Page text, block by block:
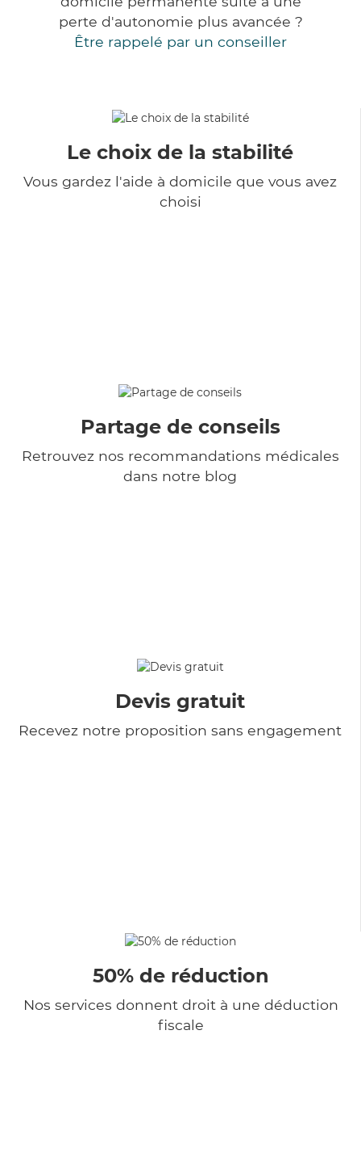
perte d'autonomie plus avancée ?
Être rappelé par un conseiller
Le choix de la stabilité
Vous gardez l'aide à domicile que vous avez
choisi
Partage de conseils
Retrouvez nos recommandations médicales
dans notre blog
Devis gratuit
Recevez notre proposition sans engagement
50% de réduction
Nos services donnent droit à une déduction
fiscale